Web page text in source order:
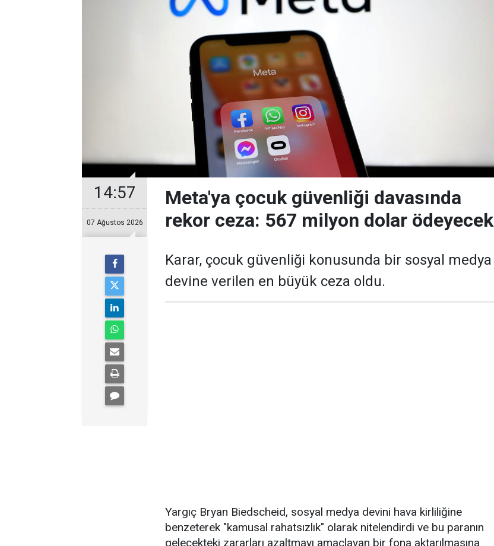
14:57
07 Ağustos 2026
Meta'ya çocuk güvenliği davasında
rekor ceza: 567 milyon dolar ödeyecek
Karar, çocuk güvenliği konusunda bir sosyal medya
devine verilen en büyük ceza oldu.
Yargıç Bryan Biedscheid, sosyal medya devini hava kirliliğine
benzeterek "kamusal rahatsızlık" olarak nitelendirdi ve bu paranın
gelecekteki zararları azaltmayı amaçlayan bir fona aktarılmasına